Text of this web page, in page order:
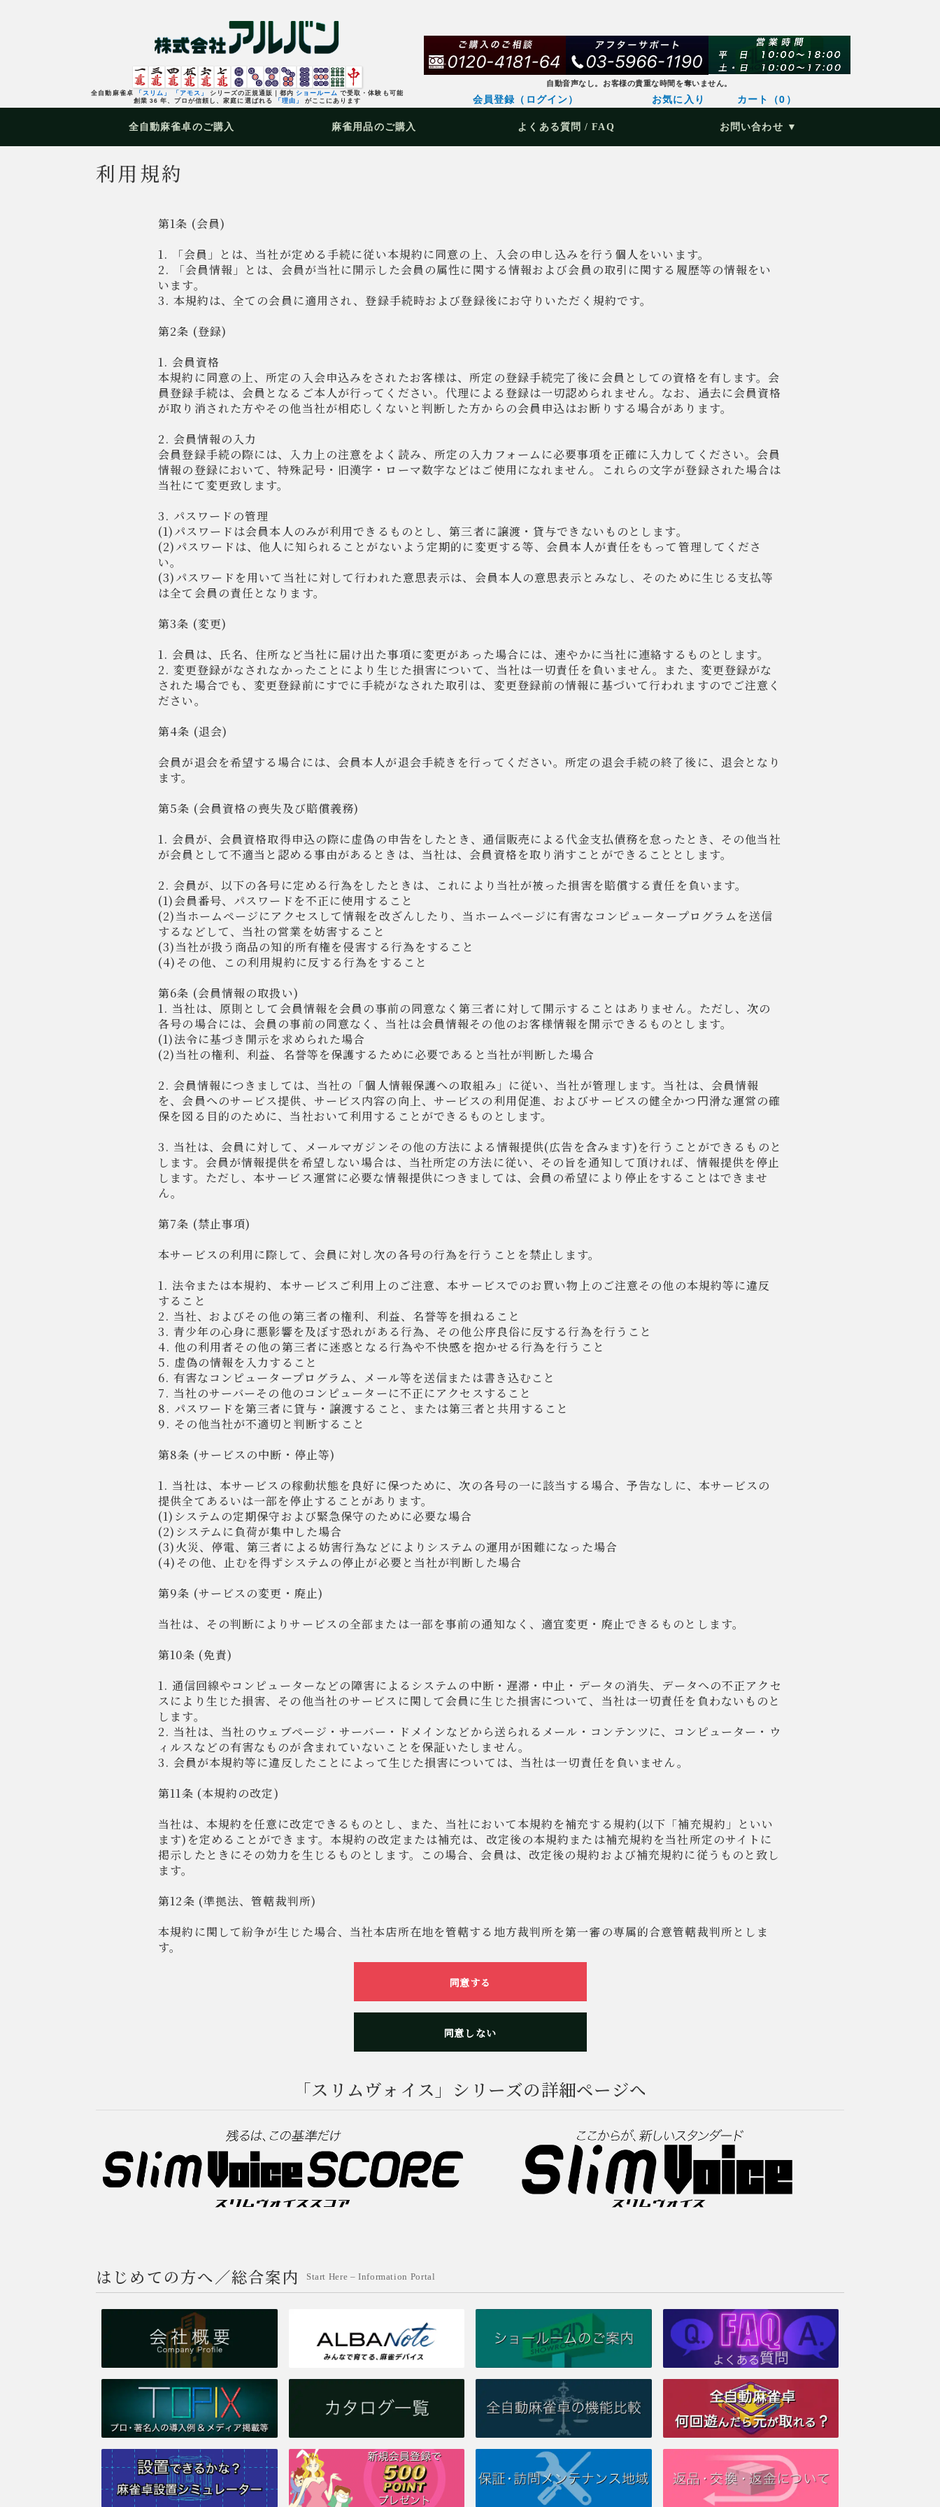
全自動麻雀卓 「スリム」 「アモス」 シリーズの正規通販｜都内 ショールーム で受取・体験も可能
創業 36 年、プロが信頼し、家庭に選ばれる 「理由」 がここにあります
自動音声なし。お客様の貴重な時間を奪いません。
会員登録（ログイン） お気に入り カート（0）
全自動麻雀卓のご購入 麻雀用品のご購入 よくある質問 / FAQ お問い合わせ ▼
利用規約
第1条 (会員)
1. 「会員」とは、当社が定める手続に従い本規約に同意の上、入会の申し込みを行う個人をいいます。
2. 「会員情報」とは、会員が当社に開示した会員の属性に関する情報および会員の取引に関する履歴等の情報をい
います。
3. 本規約は、全ての会員に適用され、登録手続時および登録後にお守りいただく規約です。
第2条 (登録)
1. 会員資格
本規約に同意の上、所定の入会申込みをされたお客様は、所定の登録手続完了後に会員としての資格を有します。会
員登録手続は、会員となるご本人が行ってください。代理による登録は一切認められません。なお、過去に会員資格
が取り消された方やその他当社が相応しくないと判断した方からの会員申込はお断りする場合があります。
2. 会員情報の入力
会員登録手続の際には、入力上の注意をよく読み、所定の入力フォームに必要事項を正確に入力してください。会員
情報の登録において、特殊記号・旧漢字・ローマ数字などはご使用になれません。これらの文字が登録された場合は
当社にて変更致します。
3. パスワードの管理
(1)パスワードは会員本人のみが利用できるものとし、第三者に譲渡・貸与できないものとします。
(2)パスワードは、他人に知られることがないよう定期的に変更する等、会員本人が責任をもって管理してくださ
い。
(3)パスワードを用いて当社に対して行われた意思表示は、会員本人の意思表示とみなし、そのために生じる支払等
は全て会員の責任となります。
第3条 (変更)
1. 会員は、氏名、住所など当社に届け出た事項に変更があった場合には、速やかに当社に連絡するものとします。
2. 変更登録がなされなかったことにより生じた損害について、当社は一切責任を負いません。また、変更登録がな
された場合でも、変更登録前にすでに手続がなされた取引は、変更登録前の情報に基づいて行われますのでご注意く
ださい。
第4条 (退会)
会員が退会を希望する場合には、会員本人が退会手続きを行ってください。所定の退会手続の終了後に、退会となり
ます。
第5条 (会員資格の喪失及び賠償義務)
1. 会員が、会員資格取得申込の際に虚偽の申告をしたとき、通信販売による代金支払債務を怠ったとき、その他当社
が会員として不適当と認める事由があるときは、当社は、会員資格を取り消すことができることとします。
2. 会員が、以下の各号に定める行為をしたときは、これにより当社が被った損害を賠償する責任を負います。
(1)会員番号、パスワードを不正に使用すること
(2)当ホームページにアクセスして情報を改ざんしたり、当ホームページに有害なコンピュータープログラムを送信
するなどして、当社の営業を妨害すること
(3)当社が扱う商品の知的所有権を侵害する行為をすること
(4)その他、この利用規約に反する行為をすること
第6条 (会員情報の取扱い)
1. 当社は、原則として会員情報を会員の事前の同意なく第三者に対して開示することはありません。ただし、次の
各号の場合には、会員の事前の同意なく、当社は会員情報その他のお客様情報を開示できるものとします。
(1)法令に基づき開示を求められた場合
(2)当社の権利、利益、名誉等を保護するために必要であると当社が判断した場合
2. 会員情報につきましては、当社の「個人情報保護への取組み」に従い、当社が管理します。当社は、会員情報
を、会員へのサービス提供、サービス内容の向上、サービスの利用促進、およびサービスの健全かつ円滑な運営の確
保を図る目的のために、当社おいて利用することができるものとします。
3. 当社は、会員に対して、メールマガジンその他の方法による情報提供(広告を含みます)を行うことができるものと
します。会員が情報提供を希望しない場合は、当社所定の方法に従い、その旨を通知して頂ければ、情報提供を停止
します。ただし、本サービス運営に必要な情報提供につきましては、会員の希望により停止をすることはできませ
ん。
第7条 (禁止事項)
本サービスの利用に際して、会員に対し次の各号の行為を行うことを禁止します。
1. 法令または本規約、本サービスご利用上のご注意、本サービスでのお買い物上のご注意その他の本規約等に違反
すること
2. 当社、およびその他の第三者の権利、利益、名誉等を損ねること
3. 青少年の心身に悪影響を及ぼす恐れがある行為、その他公序良俗に反する行為を行うこと
4. 他の利用者その他の第三者に迷惑となる行為や不快感を抱かせる行為を行うこと
5. 虚偽の情報を入力すること
6. 有害なコンピュータープログラム、メール等を送信または書き込むこと
7. 当社のサーバーその他のコンピューターに不正にアクセスすること
8. パスワードを第三者に貸与・譲渡すること、または第三者と共用すること
9. その他当社が不適切と判断すること
第8条 (サービスの中断・停止等)
1. 当社は、本サービスの稼動状態を良好に保つために、次の各号の一に該当する場合、予告なしに、本サービスの
提供全てあるいは一部を停止することがあります。
(1)システムの定期保守および緊急保守のために必要な場合
(2)システムに負荷が集中した場合
(3)火災、停電、第三者による妨害行為などによりシステムの運用が困難になった場合
(4)その他、止むを得ずシステムの停止が必要と当社が判断した場合
第9条 (サービスの変更・廃止)
当社は、その判断によりサービスの全部または一部を事前の通知なく、適宜変更・廃止できるものとします。
第10条 (免責)
1. 通信回線やコンピューターなどの障害によるシステムの中断・遅滞・中止・データの消失、データへの不正アクセ
スにより生じた損害、その他当社のサービスに関して会員に生じた損害について、当社は一切責任を負わないものと
します。
2. 当社は、当社のウェブページ・サーバー・ドメインなどから送られるメール・コンテンツに、コンピューター・ウ
ィルスなどの有害なものが含まれていないことを保証いたしません。
3. 会員が本規約等に違反したことによって生じた損害については、当社は一切責任を負いません。
第11条 (本規約の改定)
当社は、本規約を任意に改定できるものとし、また、当社において本規約を補充する規約(以下「補充規約」といい
ます)を定めることができます。本規約の改定または補充は、改定後の本規約または補充規約を当社所定のサイトに
掲示したときにその効力を生じるものとします。この場合、会員は、改定後の規約および補充規約に従うものと致し
ます。
第12条 (準拠法、管轄裁判所)
本規約に関して紛争が生じた場合、当社本店所在地を管轄する地方裁判所を第一審の専属的合意管轄裁判所としま
す。
同意する
同意しない
「スリムヴォイス」シリーズの詳細ページへ
はじめての方へ／総合案内 Start Here – Information Portal